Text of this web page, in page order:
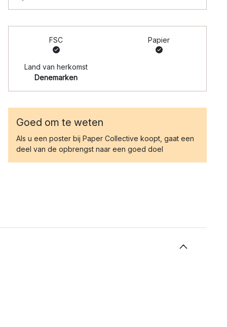
FSC Papier
Land van herkomst
Denemarken
Goed om te weten
Als u een poster bij Paper Collective koopt, gaat een
deel van de opbrengst naar een goed doel